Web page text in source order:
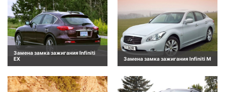
Замена замка зажигания Infiniti
EX
Замена замка зажигания Infiniti M